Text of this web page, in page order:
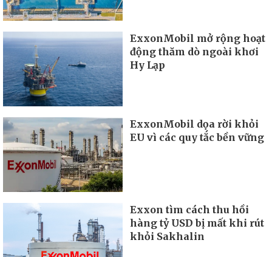
ExxonMobil mở rộng hoạt
động thăm dò ngoài khơi
Hy Lạp
ExxonMobil dọa rời khỏi
EU vì các quy tắc bền vững
Exxon tìm cách thu hồi
hàng tỷ USD bị mất khi rút
khỏi Sakhalin